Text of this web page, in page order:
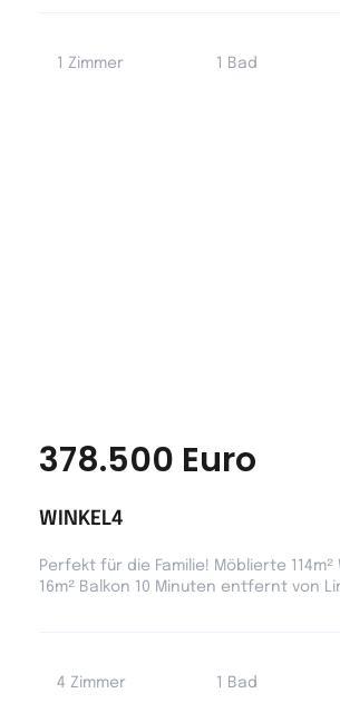
1 Zimmer 1 Bad
4 Zimmer 1 Bad
Perfekt für die Familie! Möblierte 114m²
16m² Balkon 10 Minuten entfernt von
WINKEL4
378.500 Euro